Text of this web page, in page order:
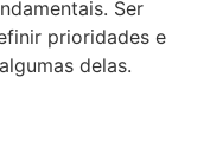
Ser
prioridades e
delas.